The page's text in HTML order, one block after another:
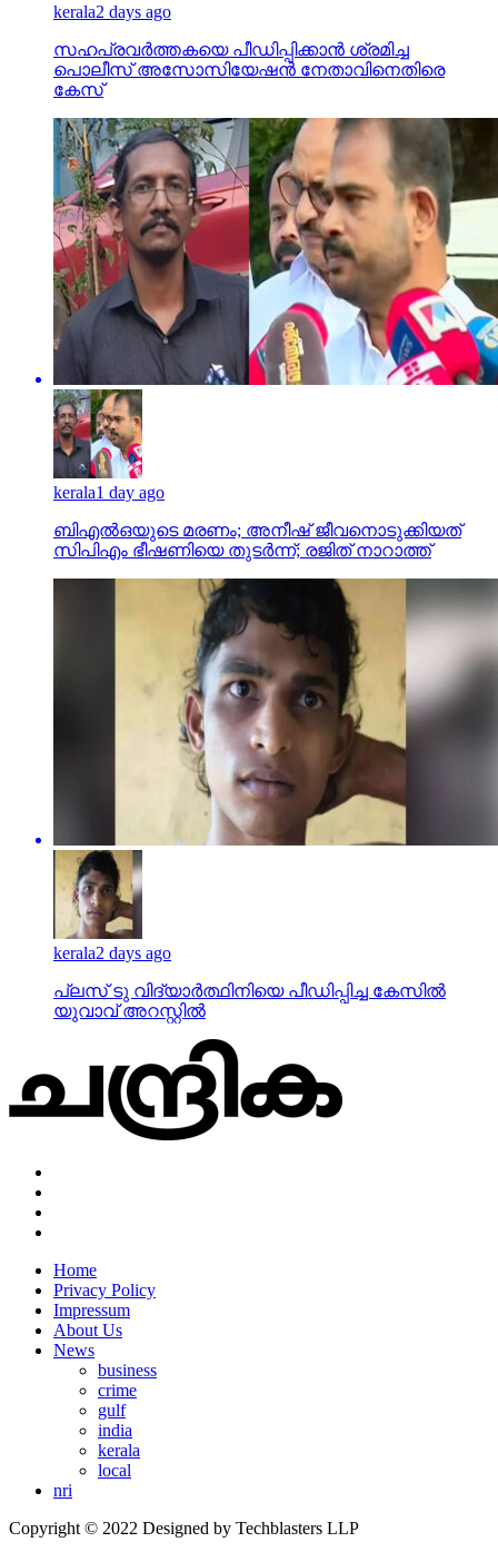
kerala2 days ago
സഹപ്രവര്‍ത്തകയെ പീഡിപ്പിക്കാന്‍ ശ്രമിച്ച
പൊലീസ് അസോസിയേഷന്‍ നേതാവിനെതിരെ
കേസ്
kerala1 day ago
ബിഎല്‍ഒയുടെ മരണം; അനീഷ് ജീവനൊടുക്കിയത്
സിപിഎം ഭീഷണിയെ തുടര്‍ന്ന്; രജിത് നാറാത്ത്
kerala2 days ago
പ്ലസ് ടു വിദ്യാര്‍ത്ഥിനിയെ പീഡിപ്പിച്ച കേസില്‍
യുവാവ് അറസ്റ്റില്‍
Home
Privacy Policy
Impressum
About Us
News
business
crime
gulf
india
kerala
local
nri
Copyright © 2022 Designed by Techblasters LLP